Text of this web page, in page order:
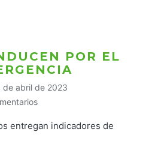
POR EL
de abril de 2023
entregan indicadores de